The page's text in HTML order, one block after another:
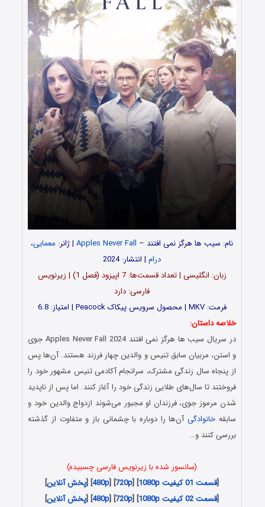
نام: سیب ها هرگز نمی افتند – Apples Never Fall | ژانر: معمایی،
درام | انتشار: 2024
زبان: انگلیسی | تعداد قسمت‌‌‌‌ها: 7 اپیزود (فصل 1) | زیرنویس
فارسی: دارد
فرمت: MKV | محصول سرویس پیکاک Peacock | امتیاز: 6.8
خلاصه داستان:
در سریال سیب ها هرگز نمی افتند Apples Never Fall 2024 جوی
و استن، مربیان سابق تنیس و والدین چهار فرزند هستند. آن‌ها پس
از پنجاه سال زندگی مشترک، سرانجام آکادمی تنیس مشهور خود را
فروختند تا سال‌های طلایی زندگی خود را آغاز کنند. اما پس از ناپدید
شدن مرموز جوی، فرزندان او مجبور می‌شوند ازدواج والدین خود و
سابقه خانوادگیآن‌ها را دوباره با چشمانی باز و متفاوت از گذشته
بررسی کنند و…
(سانسور شده با زیرنویس فارسی چسبیده)
[قسمت 01 کیفیت 1080p ] [
720p
] [
480p
] [پخش آنلاین]
[قسمت 02 کیفیت 1080p ] [
720p
] [
480p
] [پخش آنلاین]